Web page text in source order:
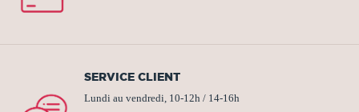
SERVICE CLIENT
Lundi au vendredi, 10-12h / 14-16h